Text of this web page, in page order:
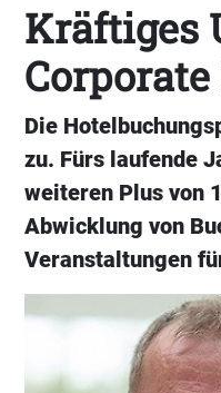
Kräftiges
Corporate
Die
zu. Fürs laufende
weiteren Plus von
Abwicklung von
Veranstaltungen